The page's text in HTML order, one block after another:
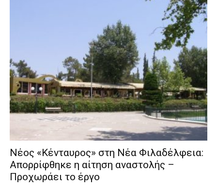
Νέος «Κένταυρος» στη Νέα Φιλαδέλφεια:
Απορρίφθηκε η αίτηση αναστολής –
Προχωράει το έργο